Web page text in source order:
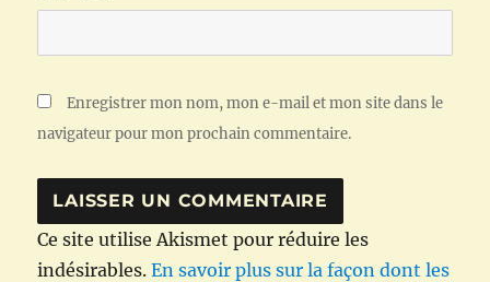
Enregistrer mon nom, mon e-mail et mon site dans le
navigateur pour mon prochain commentaire.
Ce site utilise Akismet pour réduire les
indésirables.En savoir plus sur la façon dont les